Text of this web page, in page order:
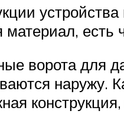
материал, есть
ворота для
наружу.